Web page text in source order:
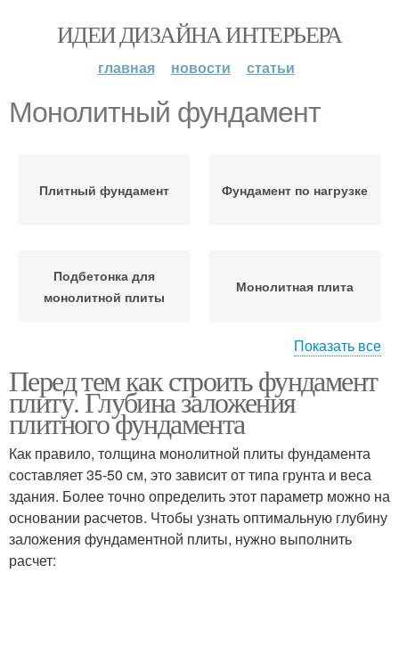
ИДЕИ ДИЗАЙНА ИНТЕРЬЕРА
главная новости статьи
Монолитный фундамент
Плитный фундамент Фундамент по нагрузке
Подбетонка для
монолитной плиты
Монолитная плита
монолитную плиту
Фундамент из
монолитной плиты
Сплошные фундаменты
Фундамент при
строительстве
Арматуры для плитного
Показать все
Перед тем как строить фундамент
плиту. Глубина заложения
плитного фундамента
Как правило, толщина монолитной плиты фундамента
составляет 35-50 см, это зависит от типа грунта и веса
здания. Более точно определить этот параметр можно на
основании расчетов. Чтобы узнать оптимальную глубину
заложения фундаментной плиты, нужно выполнить
расчет: